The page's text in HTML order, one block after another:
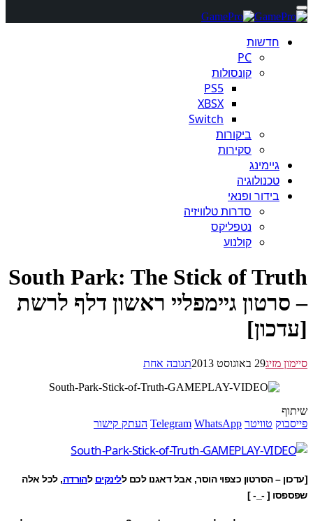
חדשות
PC
קונסולות
PS5
XBSX
Switch
ביקורות
סקירות
גיימינג
טכנולוגיה
בידור ופנאי
סדרות טלוויזיה
נטפליקס
קולנוע
South Park: The Stick of
גיימפליי ראשון דלף לרשת
מזיג29 באוגוסט 2013 תגובה אחת
טוויטר Telegram WhatsApp העתק קישור
– הסרטון כצפוי הוסר, אבל דאגנו לכם ללינקיםלהורדה, לכל אלה
[ -_- ]